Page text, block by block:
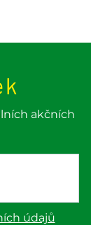
akčních
údajů